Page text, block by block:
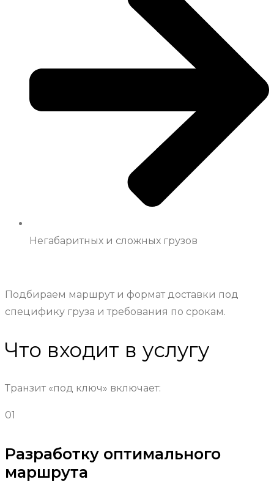
Негабаритных и сложных грузов
Подбираем маршрут и формат доставки под
специфику груза и требования по срокам.
Что входит в услугу
Транзит «под ключ» включает:
01
Разработку оптимального
маршрута